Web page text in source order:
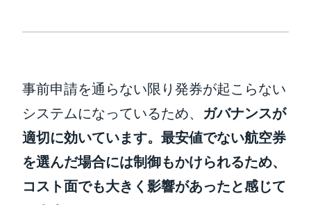
事前申請を通らない限り発券が起こらない
システムになっているため、 ガバナンスが
適切に効いています。最安値でない航空券
を選んだ場合には制御もかけられるため、
コスト面でも大きく影響があったと感じて